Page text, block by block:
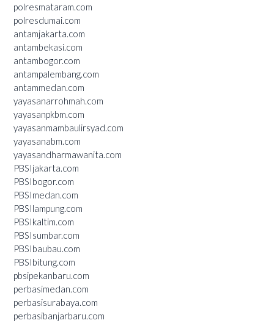
polresmataram.com
polresdumai.com
antamjakarta.com
antambekasi.com
antambogor.com
antampalembang.com
antammedan.com
yayasanarrohmah.com
yayasanpkbm.com
yayasanmambaulirsyad.com
yayasanabm.com
yayasandharmawanita.com
PBSIjakarta.com
PBSIbogor.com
PBSImedan.com
PBSIlampung.com
PBSIkaltim.com
PBSIsumbar.com
PBSIbaubau.com
PBSIbitung.com
pbsipekanbaru.com
perbasimedan.com
perbasisurabaya.com
perbasibanjarbaru.com